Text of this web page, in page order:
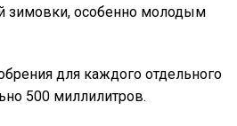
зимовки, особенно молодым
для каждого отдельного
500 миллилитров.